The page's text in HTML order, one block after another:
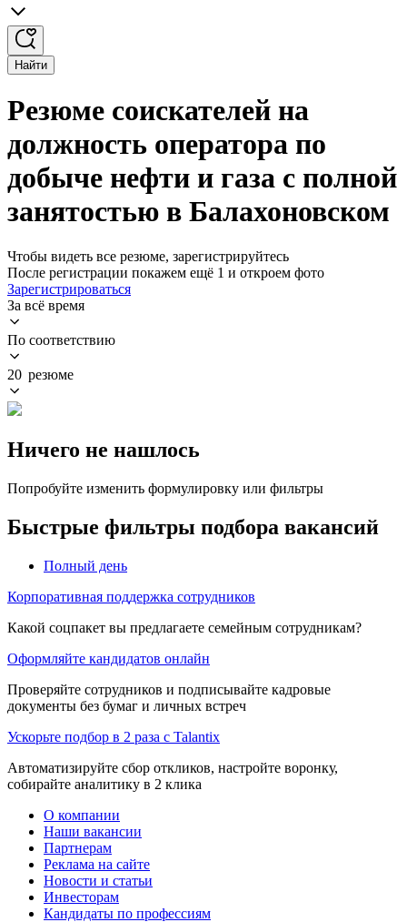
Найти
Резюме соискателей на
должность оператора по
добыче нефти и газа с полной
занятостью в Балахоновском
Чтобы видеть все резюме, зарегистрируйтесь
После регистрации покажем ещё 1 и откроем фото
Зарегистрироваться
За всё время
По соответствию
20 резюме
Ничего не нашлось
Попробуйте изменить формулировку или фильтры
Быстрые фильтры подбора вакансий
Полный день
Корпоративная поддержка сотрудников
Какой соцпакет вы предлагаете семейным сотрудникам?
Оформляйте кандидатов онлайн
Проверяйте сотрудников и подписывайте кадровые
документы без бумаг и личных встреч
Ускорьте подбор в 2 раза с Talantix
Автоматизируйте сбор откликов, настройте воронку,
собирайте аналитику в 2 клика
О компании
Наши вакансии
Партнерам
Реклама на сайте
Новости и статьи
Инвесторам
Кандидаты по профессиям